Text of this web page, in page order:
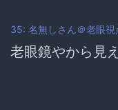
35: 名無しさん＠老眼視
老眼鏡やから見